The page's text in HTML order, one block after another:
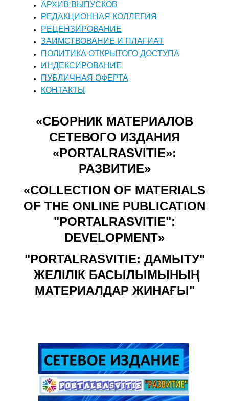
АРХИВ ВЫПУСКОВ
РЕДАКЦИОННАЯ КОЛЛЕГИЯ
РЕЦЕНЗИРОВАНИЕ
ЗАИМСТВОВАНИЕ И ПЛАГИАТ
ПОЛИТИКА ОТКРЫТОГО ДОСТУПА
ИНДЕКСИРОВАНИЕ
ПУБЛИЧНАЯ ОФЕРТА
КОНТАКТЫ
«СБОРНИК МАТЕРИАЛОВ
СЕТЕВОГО ИЗДАНИЯ
«PORTALRASVITIE»:
РАЗВИТИЕ»
«COLLECTION OF MATERIALS
OF THE ONLINE PUBLICATION
"PORTALRASVITIE":
DEVELOPMENT»
"PORTALRASVITIE: ДАМЫТУ"
ЖЕЛІЛІК БАСЫЛЫМЫНЫҢ
МАТЕРИАЛДАР ЖИНАҒЫ"